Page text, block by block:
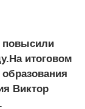
повысили
итоговом
Виктор